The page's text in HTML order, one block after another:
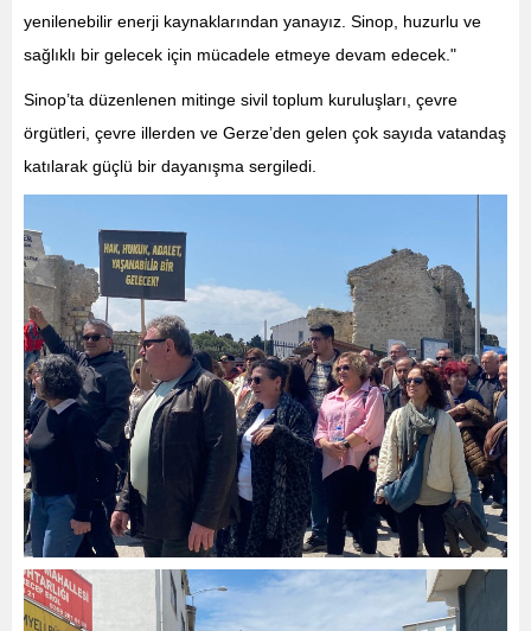
yenilenebilir enerji kaynaklarından yanayız. Sinop, huzurlu ve
sağlıklı bir gelecek için mücadele etmeye devam edecek."
Sinop’ta düzenlenen mitinge sivil toplum kuruluşları, çevre
örgütleri, çevre illerden ve Gerze’den gelen çok sayıda vatandaş
katılarak güçlü bir dayanışma sergiledi.